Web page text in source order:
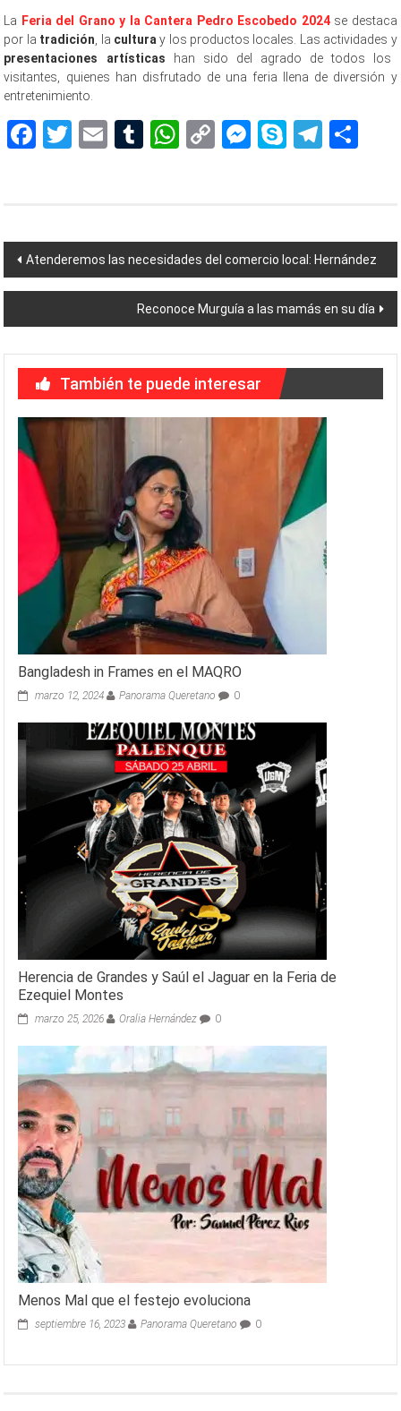
La Feria del Grano y la Cantera Pedro Escobedo 2024se destaca
por la tradición , la cultura y los productos locales. Las actividades y
presentaciones artísticas han sido del agrado de todos los
visitantes, quienes han disfrutado de una feria llena de diversión y
entretenimiento.
Facebook
Twitter
EmailTumblr
WhatsApp
CopyMessenger
Skype
Navegación
de
entradas
Atenderemos las necesidades del comercio local: Hernández
Reconoce Murguía a las mamás en su día
También te puede interesar
Bangladesh in Frames en el MAQRO
marzo 12, 2024 Panorama Queretano 0
Herencia de Grandes y Saúl el Jaguar en la Feria de
Ezequiel Montes
marzo 25, 2026 Oralia Hernández 0
Menos Mal que el festejo evoluciona
septiembre 16, 2023 Panorama Queretano 0